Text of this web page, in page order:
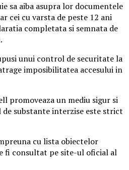
sa aiba asupra lor documentele
cei cu varsta de peste 12 ani
completata si semnata de
unui control de securitate la
imposibilitatea accesului in
promoveaza un mediu sigur si
substante interzise este strict
cu lista obiectelor
fi consultat pe site-ul oficial al